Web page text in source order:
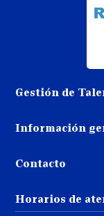
Gestión de
Trabaja con
Información
dinero
Libro de
Contacto
llamando al:
Horarios de